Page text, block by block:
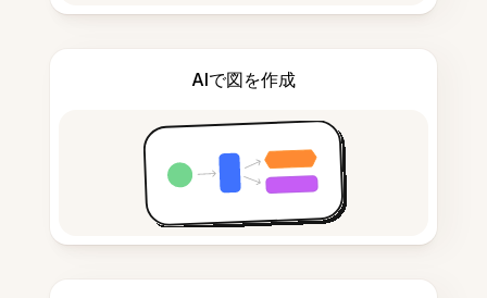
AIで図を作成